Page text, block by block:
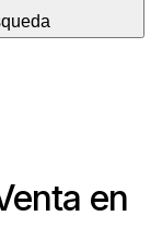
en